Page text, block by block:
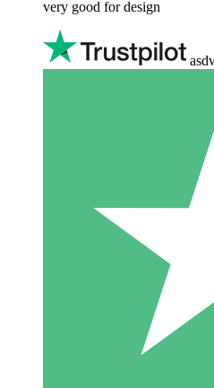
very good for design